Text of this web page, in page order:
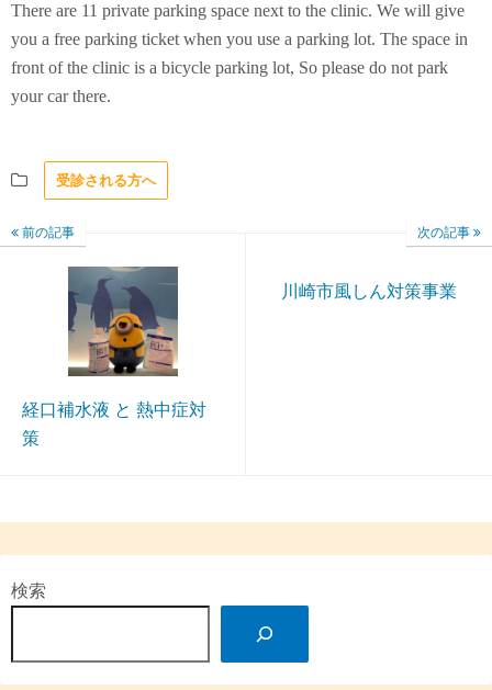
There are 11 private parking space next to the clinic. We will give
you a free parking ticket when you use a parking lot. The space in
front of the clinic is a bicycle parking lot, So please do not park
your car there.
受診される方へ
前の記事
経口補水液 と 熱中症対
策
次の記事
川崎市風しん対策事業
検索